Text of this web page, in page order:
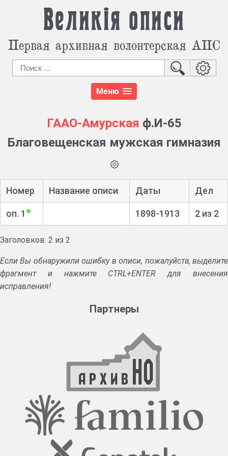
Великія описи
Первая архивная волонтерская АИС
Меню
ГААО-Амурская ф.И-65
Благовещенская мужская гимназия
Номер Название описи Даты Дел
оп. 1 1898-1913 2 из 2
Заголовков: 2 из 2
Если Вы обнаружили ошибку в описи, пожалуйста, выделите
фрагмент и нажмите CTRL+ENTER для внесения
исправления!
Партнеры